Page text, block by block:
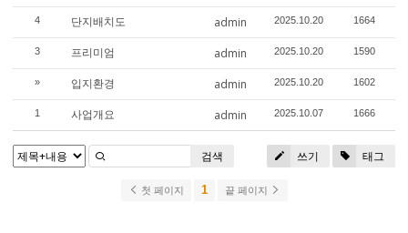
4 단지배치도 admin 2025.10.20 1664
3 프리미엄 admin 2025.10.20 1590
» 입지환경 admin 2025.10.20 1602
1 사업개요 admin 2025.10.07 1666
쓰기 태그
검색
첫 페이지 1 끝 페이지